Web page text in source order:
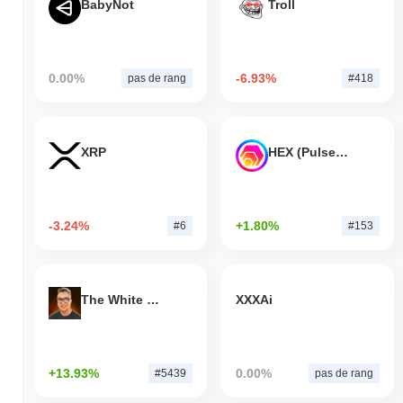
BabyNot
0.00% pas de rang
Troll
-6.93% #418
XRP
-3.24% #6
HEX (Pulsechain)
+1.80% #153
The White Bull
+13.93% #5439
XXXAi
0.00% pas de rang